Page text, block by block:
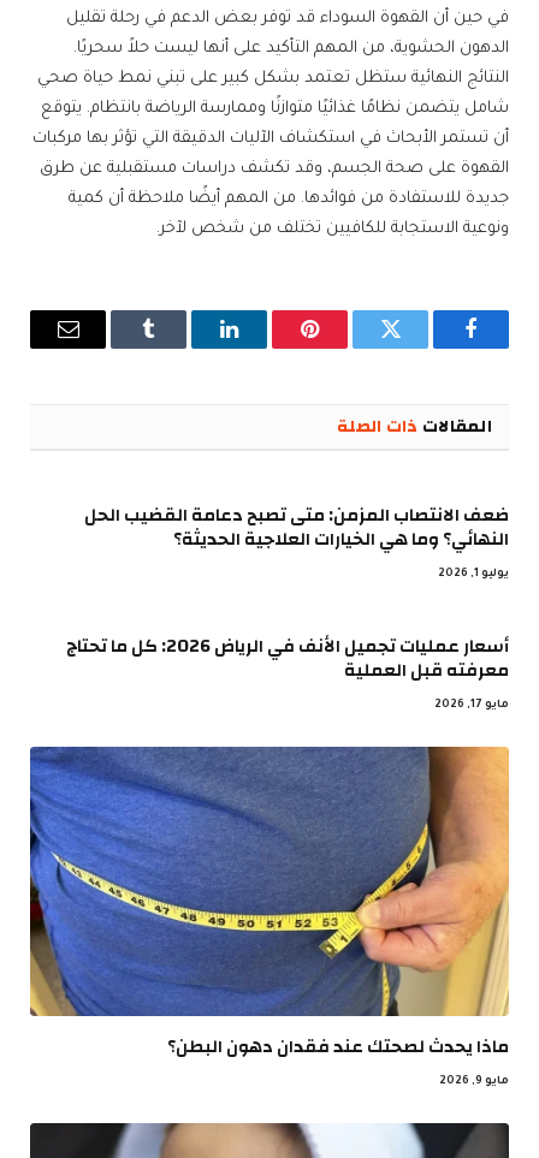
في حين أن القهوة السوداء قد توفر بعض الدعم في رحلة تقليل
الدهون الحشوية، من المهم التأكيد على أنها ليست حلاً سحريًا.
النتائج النهائية ستظل تعتمد بشكل كبير على تبني نمط حياة صحي
شامل يتضمن نظامًا غذائيًا متوازنًا وممارسة الرياضة بانتظام. يتوقع
أن تستمر الأبحاث في استكشاف الآليات الدقيقة التي تؤثر بها مركبات
القهوة على صحة الجسم، وقد تكشف دراسات مستقبلية عن طرق
جديدة للاستفادة من فوائدها. من المهم أيضًا ملاحظة أن كمية
ونوعية الاستجابة للكافيين تختلف من شخص لآخر.
فيسبوك تويتر بينتيريستلينكدإن Tumblr
البريد
المقالات ذات الصلة
ضعف الانتصاب المزمن: متى تصبح دعامة القضيب الحل
النهائي؟ وما هي الخيارات العلاجية الحديثة؟
يوليو 1, 2026
أسعار عمليات تجميل الأنف في الرياض 2026: كل ما تحتاج
معرفته قبل العملية
مايو 17, 2026
ماذا يحدث لصحتك عند فقدان دهون البطن؟
مايو 9, 2026